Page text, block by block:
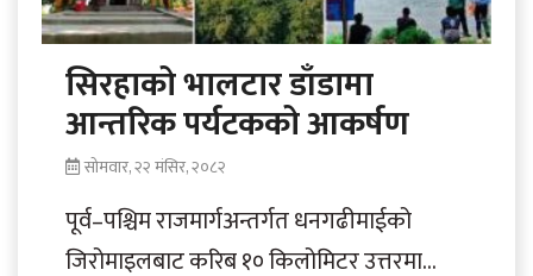
सिरहाको भालटार डाँडामा
आन्तरिक पर्यटकको आकर्षण
सोमवार, २२ मंसिर, २०८२
पूर्व–पश्चिम राजमार्गअन्तर्गत धनगढीमाईको
जिरोमाइलबाट करिब १० किलोमिटर उत्तरमा